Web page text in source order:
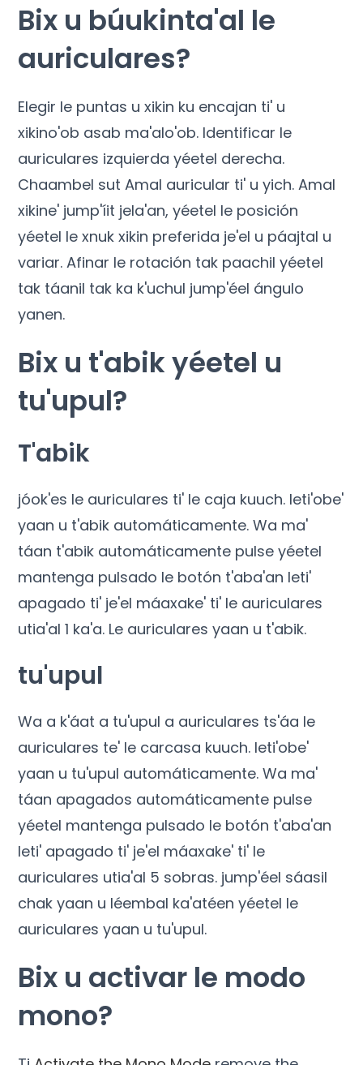
Bix u búukinta'al le
auriculares?
Elegir le puntas u xikin ku encajan ti' u
xikino'ob asab ma'alo'ob. Identificar le
auriculares izquierda yéetel derecha.
Chaambel sut Amal auricular ti' u yich. Amal
xikine' jump'íit jela'an, yéetel le posición
yéetel le xnuk xikin preferida je'el u páajtal u
variar. Afinar le rotación tak paachil yéetel
tak táanil tak ka k'uchul jump'éel ángulo
yanen.
Bix u t'abik yéetel u
tu'upul?
T'abik
jóok'es le auriculares ti' le caja kuuch. leti'obe'
yaan u t'abik automáticamente. Wa ma'
táan t'abik automáticamente pulse yéetel
mantenga pulsado le botón t'aba'an leti'
apagado ti' je'el máaxake' ti' le auriculares
utia'al 1 ka'a. Le auriculares yaan u t'abik.
tu'upul
Wa a k'áat a tu'upul a auriculares ts'áa le
auriculares te' le carcasa kuuch. leti'obe'
yaan u tu'upul automáticamente. Wa ma'
táan apagados automáticamente pulse
yéetel mantenga pulsado le botón t'aba'an
leti' apagado ti' je'el máaxake' ti' le
auriculares utia'al 5 sobras. jump'éel sáasil
chak yaan u léembal ka'atéen yéetel le
auriculares yaan u tu'upul.
Bix u activar le modo
mono?